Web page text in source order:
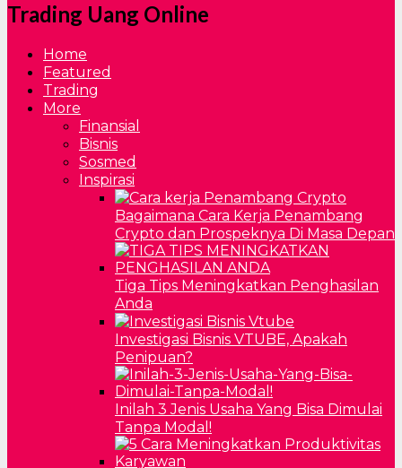
Trading Uang Online
Home
Featured
Trading
More
Finansial
Bisnis
Sosmed
Inspirasi
Bagaimana Cara Kerja Penambang
Crypto dan Prospeknya Di Masa Depan
Tiga Tips Meningkatkan Penghasilan
Anda
Investigasi Bisnis VTUBE, Apakah
Penipuan?
Inilah 3 Jenis Usaha Yang Bisa Dimulai
Tanpa Modal!